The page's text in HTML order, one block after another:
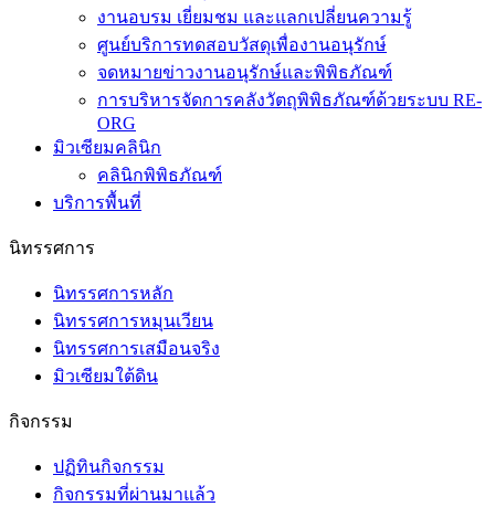
งานอบรม เยี่ยมชม และแลกเปลี่ยนความรู้
ศูนย์บริการทดสอบวัสดุเพื่องานอนุรักษ์
จดหมายข่าวงานอนุรักษ์และพิพิธภัณฑ์
การบริหารจัดการคลังวัตถุพิพิธภัณฑ์ด้วยระบบ RE-
ORG
มิวเซียมคลินิก
คลินิกพิพิธภัณฑ์
บริการพื้นที่
นิทรรศการ
นิทรรศการหลัก
นิทรรศการหมุนเวียน
นิทรรศการเสมือนจริง
มิวเซียมใต้ดิน
กิจกรรม
ปฏิทินกิจกรรม
กิจกรรมที่ผ่านมาแล้ว